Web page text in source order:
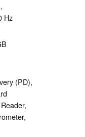
Hz
(PD),